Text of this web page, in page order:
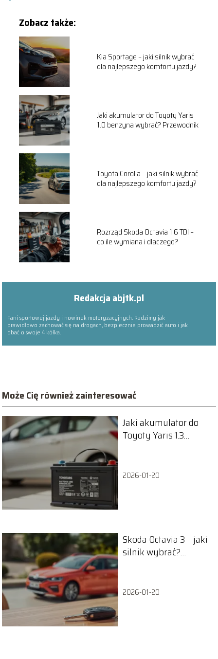
Zobacz także:
Kia Sportage – jaki silnik wybrać
dla najlepszego komfortu jazdy?
Jaki akumulator do Toyoty Yaris
1.0 benzyna wybrać? Przewodnik
Toyota Corolla – jaki silnik wybrać
dla najlepszego komfortu jazdy?
Rozrząd Skoda Octavia 1.6 TDI –
co ile wymiana i dlaczego?
Redakcja abjtk.pl
Fani sportowej jazdy i nowinek motoryzacyjnych. Radzimy jak
prawidłowo zachować się na drogach, bezpiecznie prowadzić auto i jak
dbać o swoje 4 kółka.
Może Cię również zainteresować
Jaki akumulator do
Toyoty Yaris 1.3
2026-01-20
Skoda Octavia 3 – jaki
silnik wybrać?
2026-01-20